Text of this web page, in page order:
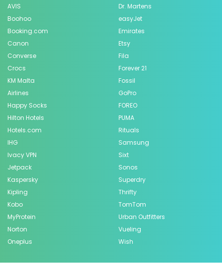
AVIS
Boohoo
Booking.com
Canon
Converse
Crocs
KM Malta
Airlines
Dr. Martens
easyJet
Emirates
Etsy
Fila
Forever 21
Fossil
GoPro
Happy Socks
Hilton Hotels
Hotels.com
IHG
Ivacy VPN
Jetpack
Kaspersky
Kipling
Kobo
MyProtein
Norton
Oneplus
FOREO
PUMA
Rituals
Samsung
Sixt
Sonos
Superdry
Thrifty
TomTom
Urban Outfitters
Vueling
Wish